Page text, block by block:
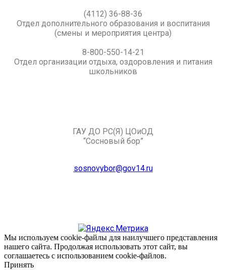
(4112) 36-88-36
Отдел дополнительного образования и воспитания
(смены и мероприятия центра)
8-800-550-14-21
Отдел организации отдыха, оздоровления и питания
школьников
ГАУ ДО РС(Я) ЦОиОД
“Сосновый бор”
sosnovybor@gov14.ru
Мы используем cookie-файлы для наилучшего представления
нашего сайта. Продолжая использовать этот сайт, вы
соглашаетесь с использованием cookie-файлов.
Принять